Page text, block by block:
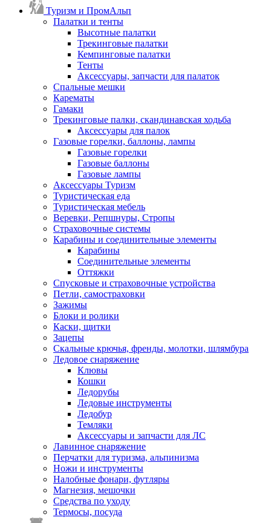
Туризм и ПромАльп
Палатки и тенты
Высотные палатки
Трекинговые палатки
Кемпинговые палатки
Тенты
Аксессуары, запчасти для палаток
Спальные мешки
Карематы
Гамаки
Трекинговые палки, скандинавская ходьба
Аксессуары для палок
Газовые горелки, баллоны, лампы
Газовые горелки
Газовые баллоны
Газовые лампы
Аксессуары Туризм
Туристическая еда
Туристическая мебель
Веревки, Репшнуры, Стропы
Страховочные системы
Карабины и соединительные элементы
Карабины
Соединительные элементы
Оттяжки
Спусковые и страховочные устройства
Петли, самостраховки
Зажимы
Блоки и ролики
Каски, щитки
Зацепы
Скальные крючья, френды, молотки, шлямбура
Ледовое снаряжение
Клювы
Кошки
Ледорубы
Ледовые инструменты
Ледобур
Темляки
Аксессуары и запчасти для ЛС
Лавинное снаряжение
Перчатки для туризма, альпинизма
Ножи и инструменты
Налобные фонари, футляры
Магнезия, мешочки
Средства по уходу
Термосы, посуда